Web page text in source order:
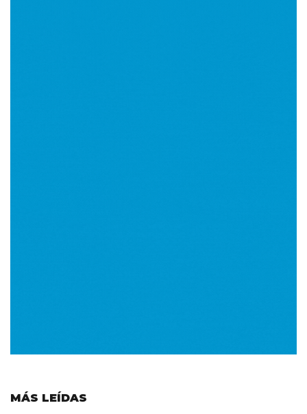
MÁS LEÍDAS